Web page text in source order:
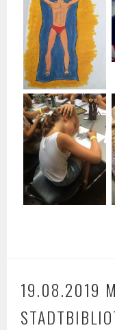
19.08.2019